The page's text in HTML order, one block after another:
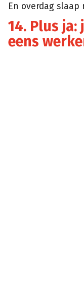
En overdag
14. Plus ja:
eens